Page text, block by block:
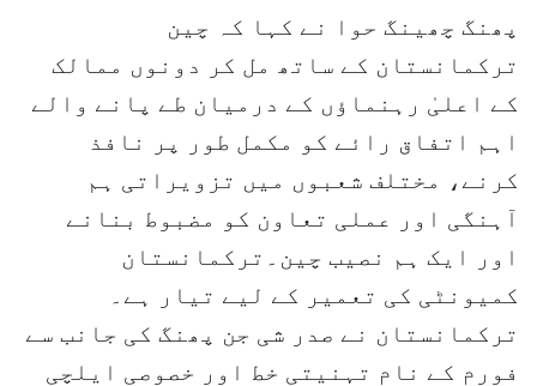
پھنگ چھینگ حوا نے کہا کہ چین
ترکمانستان کے ساتھ مل کر دونوں ممالک
کے اعلیٰ رہنماؤں کے درمیان طے پانے والے
اہم اتفاق رائے کو مکمل طور پر نافذ
کرنے، مختلف شعبوں میں تزویراتی ہم
آہنگی اور عملی تعاون کو مضبوط بنانے
اور ایک ہم نصیب چین۔ترکمانستان
کمیونٹی کی تعمیر کے لیے تیار ہے۔
ترکمانستان نے صدر شی جن پھنگ کی جانب سے
فورم کے نام تہنیتی خط اور خصوصی ایلچی